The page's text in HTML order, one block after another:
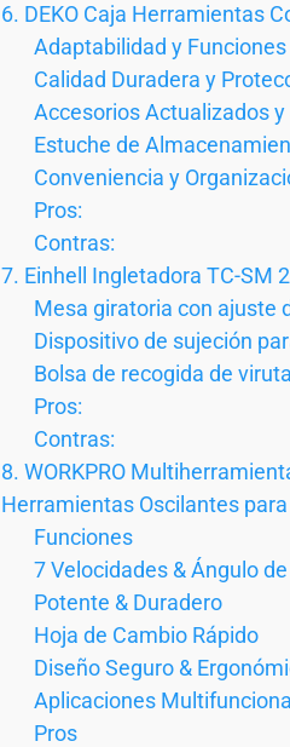
6. DEKO Caja Herramientas
Adaptabilidad y
Calidad Duradera y
Accesorios Actualizados y
Estuche de
Conveniencia y
Pros:
Contras:
7. Einhell Ingletadora TC-SM
Mesa giratoria con ajuste
Dispositivo de sujeción
Bolsa de recogida de
Pros:
Contras:
8. WORKPRO
Herramientas Oscilantes
Funciones
7 Velocidades & Ángulo de
Potente & Duradero
Hoja de Cambio Rápido
Diseño Seguro &
Aplicaciones
Pros